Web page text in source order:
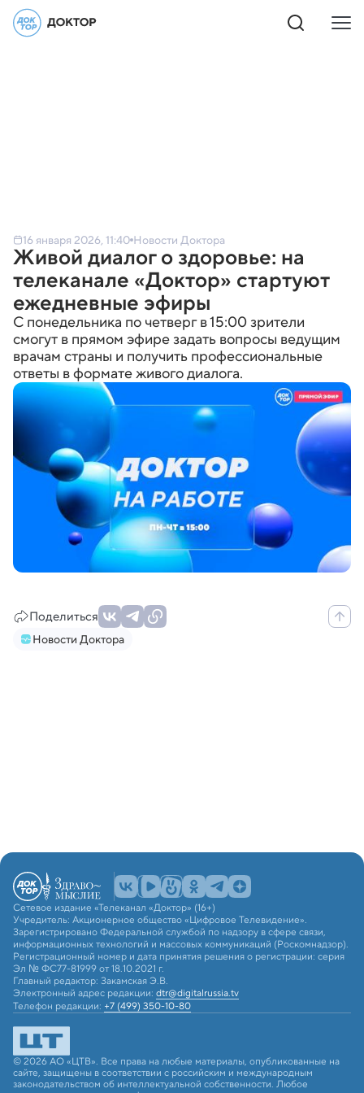
16 января 2026, 11:40 Новости Доктора
Живой диалог о здоровье: на
телеканале «Доктор» стартуют
ежедневные эфиры
С понедельника по четверг в 15:00 зрители
смогут в прямом эфире задать вопросы ведущим
врачам страны и получить профессиональные
ответы в формате живого диалога.
Поделиться
Новости Доктора
Сетевое издание «Телеканал «Доктор» (16+)
Учредитель: Акционерное общество «Цифровое Телевидение».
Зарегистрировано Федеральной службой по надзору в сфере связи,
информационных технологий и массовых коммуникаций (Роскомнадзор).
Регистрационный номер и дата принятия решения о регистрации: серия
Эл № ФС77-81999 от 18.10.2021 г.
Главный редактор: Закамская Э.В.
Электронный адрес редакции: dtr@digitalrussia.tv
Телефон редакции: +7 (499) 350-10-80
© 2026 АО «ЦТВ». Все права на любые материалы, опубликованные на
сайте, защищены в соответствии с российским и международным
законодательством об интеллектуальной собственности. Любое